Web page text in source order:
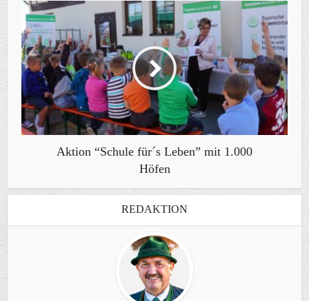
Aktion “Schule für´s Leben” mit 1.000
Höfen
REDAKTION